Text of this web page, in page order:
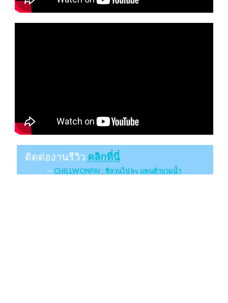
ติดต่องานรีวิว คลิกที่นี่
CHILLWONPAI : ชิลวนไป by แพนด้าบวมน้ำ